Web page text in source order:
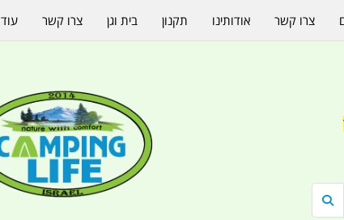
צרו קשר אודותינו תקנון בית וגן צרו קשר עוד